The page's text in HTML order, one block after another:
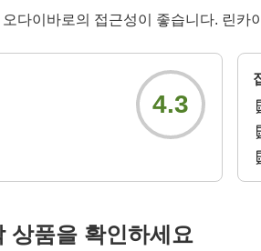
오다이바로의 접근성이 좋습니다. 린
4.3
상품을 확인하세요